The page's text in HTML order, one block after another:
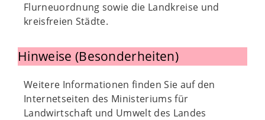
Flurneuordnung sowie die Landkreise und
kreisfreien Städte.
Hinweise (Besonderheiten)
Weitere Informationen finden Sie auf den
Internetseiten des Ministeriums für
Landwirtschaft und Umwelt des Landes